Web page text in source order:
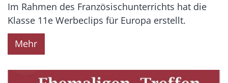
Im Rahmen des Französischunterrichts hat die
Klasse 11e Werbeclips für Europa erstellt.
Mehr